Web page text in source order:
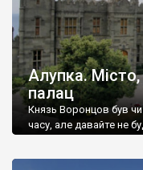
Алупка. Місто,
палац
Князь Воронцов був
часу, але давайте не